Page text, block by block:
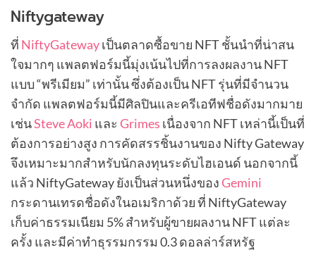
Niftygateway
ที่ NiftyGatewayเป็นตลาดซื้อขาย NFT ชั้นนำที่น่าสน
ใจมากๆ แพลตฟอร์มนี้มุ่งเน้นไปที่การลงผลงาน NFT
แบบ “พรีเมียม” เท่านั้น ซึ่งต้องเป็น NFT รุ่นที่มีจำนวน
จำกัด แพลตฟอร์มนี้มีศิลปินและครีเอทีฟชื่อดังมากมาย
เช่นSteve Aoki และ Grimes เนื่องจาก NFT เหล่านี้เป็นที่
ต้องการอย่างสูง การคัดสรรชิ้นงานของ Nifty Gateway
จึงเหมาะมากสำหรับนักลงทุนระดับไฮเอนด์ นอกจากนี้
แล้ว NiftyGateway ยังเป็นส่วนหนึ่งของGemini
กระดานเทรดชื่อดังในอเมริกาด้วย ที่ NiftyGateway
เก็บค่าธรรมเนียม 5% สำหรับผู้ขายผลงาน NFT แต่ละ
ครั้ง และมีค่าทำธุรรมกรรม 0.3 ดอลล่าร์สหรัฐ